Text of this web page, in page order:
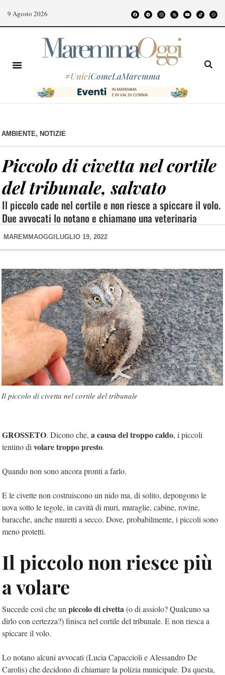
9 Agosto 2026
#UniciComeLaMaremma
AMBIENTE, NOTIZIE
Piccolo di civetta nel cortile
del tribunale, salvato
Il piccolo cade nel cortile e non riesce a spiccare il volo.
Due avvocati lo notano e chiamano una veterinaria
MAREMMAOGGI LUGLIO 19, 2022
Il piccolo di civetta nel cortile del tribunale
GROSSETO. Dicono che, a causa del troppo caldo, i piccoli
tentino di volare troppo presto.
Quando non sono ancora pronti a farlo.
E le civette non costruiscono un nido ma, di solito, depongono le
uova sotto le tegole, in cavità di muri, muraglie, cabine, rovine,
baracche, anche muretti a secco. Dove, probabilmente, i piccoli sono
meno protetti.
Il piccolo non riesce più
a volare
Succede così che un piccolo di civetta(o di assiolo? Qualcuno sa
dirlo con certezza?) finisca nel cortile del tribunale. E non riesca a
spiccare il volo.
Lo notano alcuni avvocati (Lucia Capaccioli e Alessandro De
Carolis) che decidono di chiamare la polizia municipale. Da questa,